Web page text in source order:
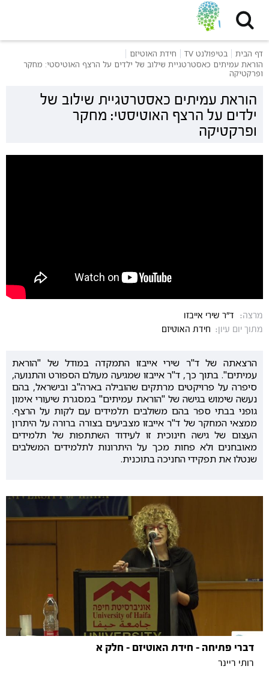
דף הבית בטיפולנט TV
חידת האוטיזם
הוראת עמיתים כאסטרטגיית שילוב של ילדים על הרצף האוטיסטי: מחקר
ופרקטיקה
הוראת עמיתים כאסטרטגיית שילוב של
ילדים על הרצף האוטיסטי: מחקר
ופרקטיקה
מרצה:
ד"ר שירי אייבזו
מתוך יום עיון: חידת האוטיזם
הרצאתה של ד"ר שירי אייבזו התמקדה במודל של "הוראת
עמיתים". בתוך כך, ד"ר אייבזו שמגיעה מעולם הספורט והתנועה,
סיפרה על פרויקטים מרתקים שהובילה בארה"ב ובישראל, בהם
נעשה שימוש בגישה של "הוראת עמיתים" במסגרת שיעורי אימון
גופני בבתי ספר בהם משולבים תלמידים עם לקות על הרצף.
ממצאי המחקר של ד"ר אייבזו מצביעים בצורה ברורה על היתרון
העצום של גישה חינוכית זו לעידוד השתתפות של תלמידים
מאובחנים ולא פחות מכך על היתרונות לתלמידים המשלבים
שנטלו את תפקידי החניכה בתוכנית.
דברי פתיחה - חידת האוטיזם - חלק א
רותי ריינר